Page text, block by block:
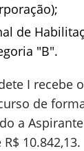
de
"B".
I recebe
de
a
10.842,13.